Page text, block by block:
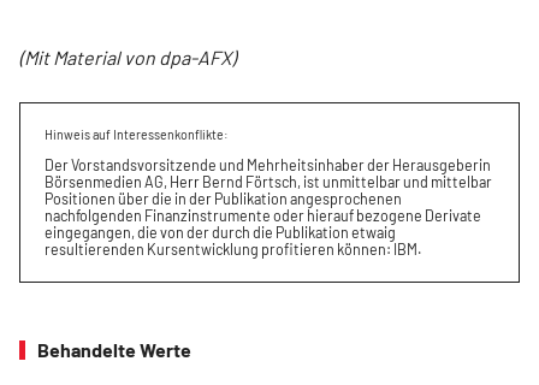
(Mit Material von dpa-AFX)
Hinweis auf Interessenkonflikte:
Der Vorstandsvorsitzende und Mehrheitsinhaber der Herausgeberin
Börsenmedien AG, Herr Bernd Förtsch, ist unmittelbar und mittelbar
Positionen über die in der Publikation angesprochenen
nachfolgenden Finanzinstrumente oder hierauf bezogene Derivate
eingegangen, die von der durch die Publikation etwaig
resultierenden Kursentwicklung profitieren können: IBM.
Behandelte Werte